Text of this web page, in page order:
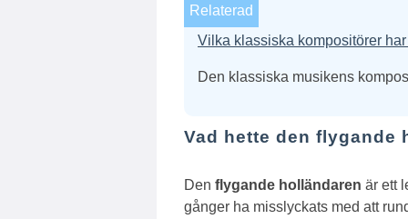
Relaterad
Vilka klassiska kompositörer
Den klassiska musikens
Vad hette den flygande
Den flygande holländaren är ett
gånger ha misslyckats med att